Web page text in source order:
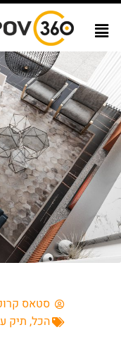
סטאס
הכל, תיק